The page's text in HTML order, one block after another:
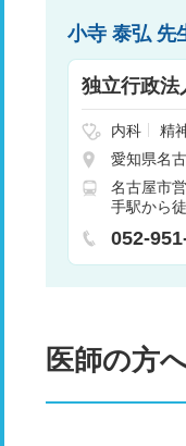
小寺 泰弘 先
独立行政法
内科 精
内科
ア
内科
小
外科
皮
ション
理診断
射線科
愛知県名
名古屋市
手駅から
052-
医師の方